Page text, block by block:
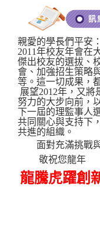
親愛的學長們平安：
2011年校友年會在
傑出校友的選拔、
會、加強招生策略
等。這一切成果，
展望2012年，又將
努力的大步向前，
下一屆的理監事人
共同關心與支持下
共進的組織。
面對充滿挑戰
敬祝您龍年
龍騰虎躍創